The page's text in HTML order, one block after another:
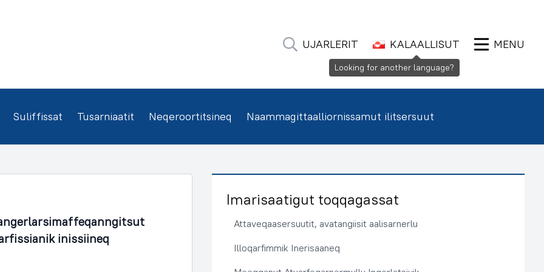
UJARLERIT KALAALLISUT MENU
Suliffissat Tusarniaatit Neqeroortitsineq Naammagittaalliornissamut ilitsersuut
inissiineq
Imarisaatigut toqqagassat
Attaveqaasersuutit, avatangiisit aalisarnerlu
Illoqarfimmik Inerisaaneq
Looking for another language?